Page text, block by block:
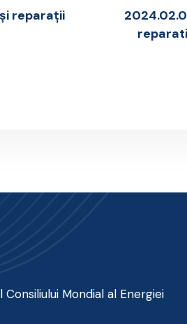
reparații
Mondial al Energiei